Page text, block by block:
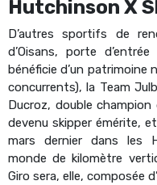
Hutchinson X
D’autres sportifs de
d’Oisans, porte
bénéficie d’un patrimoine
concurrents), la Team
Ducroz, double
devenu skipper émérite,
mars dernier dans les
monde de kilomètre
Giro sera, elle, composée